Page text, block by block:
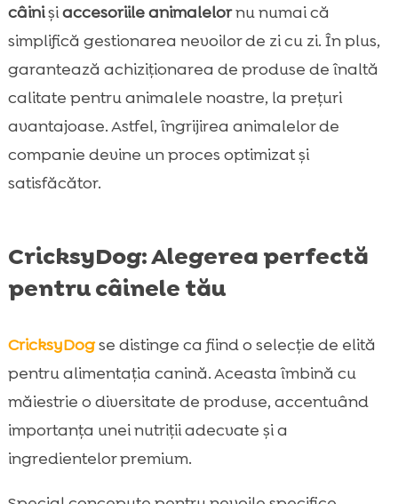
câinișiaccesoriile animalelornu numai că
simplifică gestionarea nevoilor de zi cu zi. În plus,
garantează achiziționarea de produse de înaltă
calitate pentru animalele noastre, la prețuri
avantajoase. Astfel, îngrijirea animalelor de
companie devine un proces optimizat și
satisfăcător.
CricksyDog: Alegerea perfectă
pentru câinele tău
CricksyDogse distinge ca fiind o selecție de elită
pentru alimentația canină. Aceasta îmbină cu
măiestrie o diversitate de produse, accentuând
importanța unei nutriții adecvate și a
ingredientelor premium.